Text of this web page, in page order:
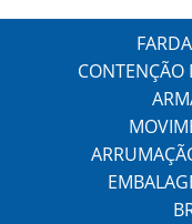
CONTENÇÃO